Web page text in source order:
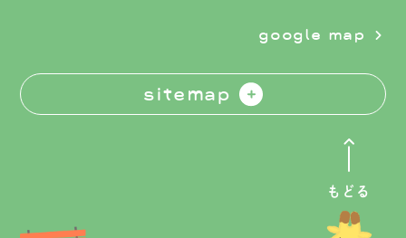
google map
sitemap
もどる